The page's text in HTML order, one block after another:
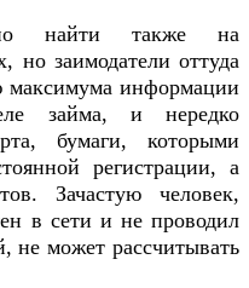
найти также на
но заимодатели оттуда
максимума информации
займа, и нередко
бумаги, которыми
регистрации, а
Зачастую человек,
в сети и не проводил
не может рассчитывать